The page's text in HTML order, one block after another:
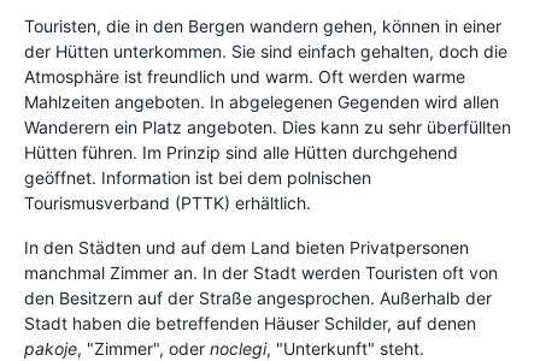
Touristen, die in den Bergen wandern gehen, können in einer
der Hütten unterkommen. Sie sind einfach gehalten, doch die
Atmosphäre ist freundlich und warm. Oft werden warme
Mahlzeiten angeboten. In abgelegenen Gegenden wird allen
Wanderern ein Platz angeboten. Dies kann zu sehr überfüllten
Hütten führen. Im Prinzip sind alle Hütten durchgehend
geöffnet. Information ist bei dem polnischen
Tourismusverband (PTTK) erhältlich.
In den Städten und auf dem Land bieten Privatpersonen
manchmal Zimmer an. In der Stadt werden Touristen oft von
den Besitzern auf der Straße angesprochen. Außerhalb der
Stadt haben die betreffenden Häuser Schilder, auf denen
pakoje, "Zimmer", oder noclegi, "Unterkunft" steht.